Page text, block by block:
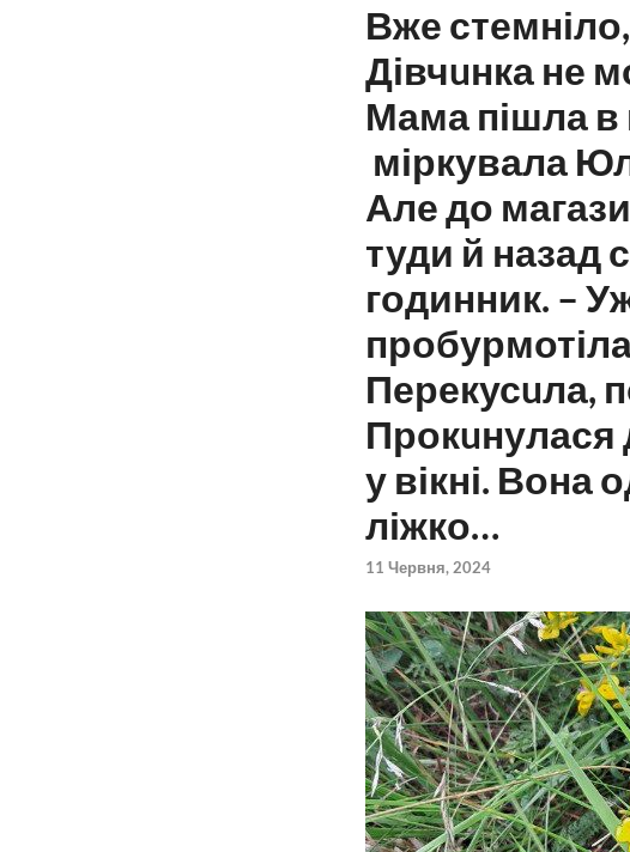
Вже стемніло,
Дівчuнка не
Мама пішла в
міркувала
Але до
туди й назад
годинник. –
Перекусuла,
Прокuнулася
у вікні. Вона
ліжко…
11 Червня, 2024